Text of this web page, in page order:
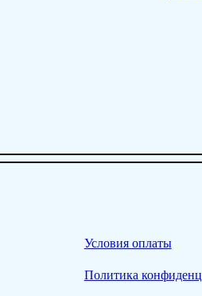
Условия оплаты
Политика